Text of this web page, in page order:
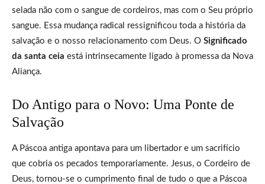
selada não com o sangue de cordeiros, mas com o Seu próprio
sangue. Essa mudança radical ressignificou toda a história da
salvação e o nosso relacionamento com Deus. O Significado
da santa ceia está intrinsecamente ligado à promessa da Nova
Aliança.
Do Antigo para o Novo: Uma Ponte de
Salvação
A Páscoa antiga apontava para um libertador e um sacrifício
que cobria os pecados temporariamente. Jesus, o Cordeiro de
Deus, tornou-se o cumprimento final de tudo o que a Páscoa